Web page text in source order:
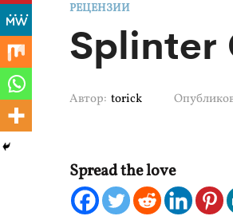
РЕЦЕНЗИИ
Splinter
Автор: torick
Spread the love